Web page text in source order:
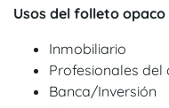
Usos del folleto
Inmobiliario
Profesionales del
Banca/Inversión